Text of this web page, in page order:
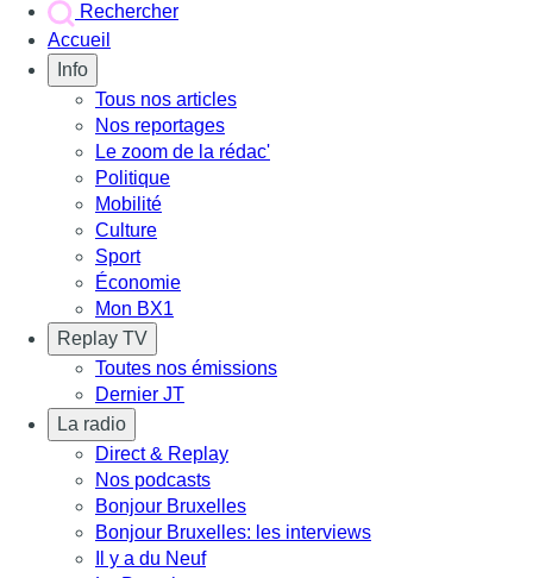
Rechercher
Accueil
Info
Tous nos articles
Nos reportages
Le zoom de la rédac'
Politique
Mobilité
Culture
Sport
Économie
Mon BX1
Replay TV
Toutes nos émissions
Dernier JT
La radio
Direct & Replay
Nos podcasts
Bonjour Bruxelles
Bonjour Bruxelles: les interviews
Il y a du Neuf